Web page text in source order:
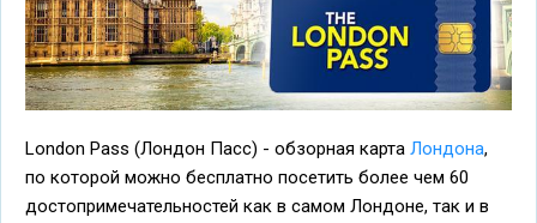
London Pass (Лондон Пасс) - обзорная карта Лондона,
по которой можно бесплатно посетить более чем 60
достопримечательностей как в самом Лондоне, так и в